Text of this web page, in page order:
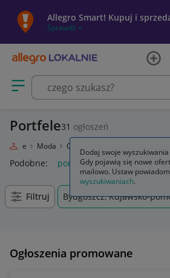
Allegro Smart! Kupuj i
Sprawdź »
Otwórz menu z kategoriami
Portfele31 ogłoszeń
Moda Odzież, Obuwie, Dodatki
Podobne: portfele damskie skórzane
Filtruj Bydgoszcz, Kujawsko-
Ogłoszenia promowane
Dodaj swoje
Gdy pojawią się nowe
mailowo. Ustaw
wyszukiwaniach.